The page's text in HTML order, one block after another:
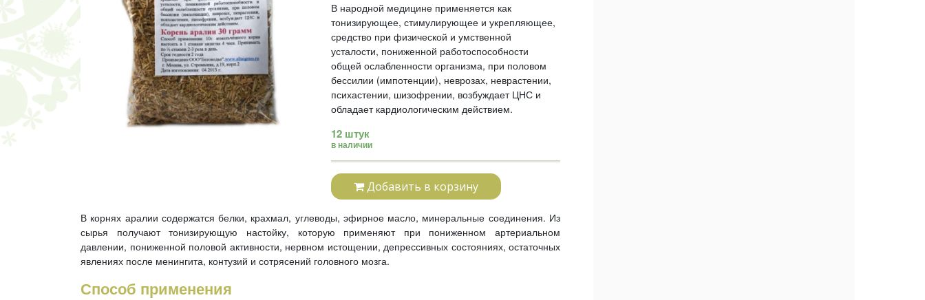
В народной медицине применяется как
тонизирующее, стимулирующее и укрепляющее,
средство при физической и умственной
усталости, пониженной работоспособности
общей ослабленности организма, при половом
бессилии (импотенции), неврозах, неврастении,
психастении, шизофрении, возбуждает ЦНС и
обладает кардиологическим действием.
12 штук
в наличии
Добавить в корзину
В корнях аралии содержатся белки, крахмал, углеводы, эфирное масло, минеральные соединения. Из
сырья получают тонизирующую настойку, которую применяют при пониженном артериальном
давлении, пониженной половой активности, нервном истощении, депрессивных состояниях, остаточных
явлениях после менингита, контузий и сотрясений головного мозга.
Способ применения